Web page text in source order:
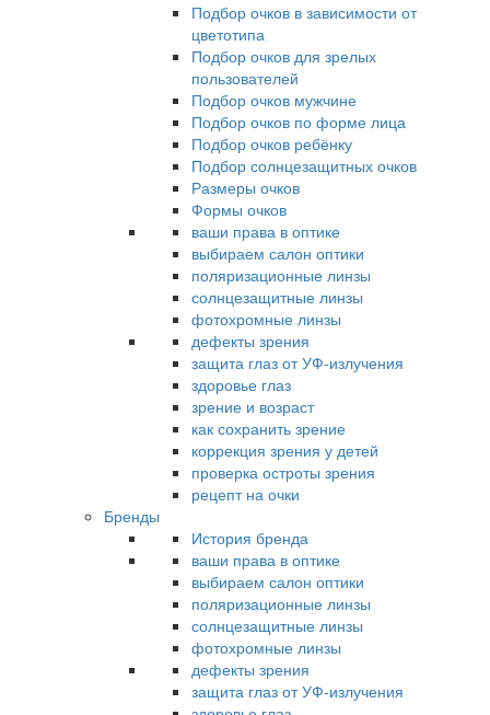
Подбор очков в зависимости от
цветотипа
Подбор очков для зрелых
пользователей
Подбор очков мужчине
Подбор очков по форме лица
Подбор очков ребёнку
Подбор солнцезащитных очков
Размеры очков
Формы очков
ваши права в оптике
выбираем салон оптики
поляризационные линзы
солнцезащитные линзы
фотохромные линзы
дефекты зрения
защита глаз от УФ-излучения
здоровье глаз
зрение и возраст
как сохранить зрение
коррекция зрения у детей
проверка остроты зрения
рецепт на очки
Бренды
История бренда
ваши права в оптике
выбираем салон оптики
поляризационные линзы
солнцезащитные линзы
фотохромные линзы
дефекты зрения
защита глаз от УФ-излучения